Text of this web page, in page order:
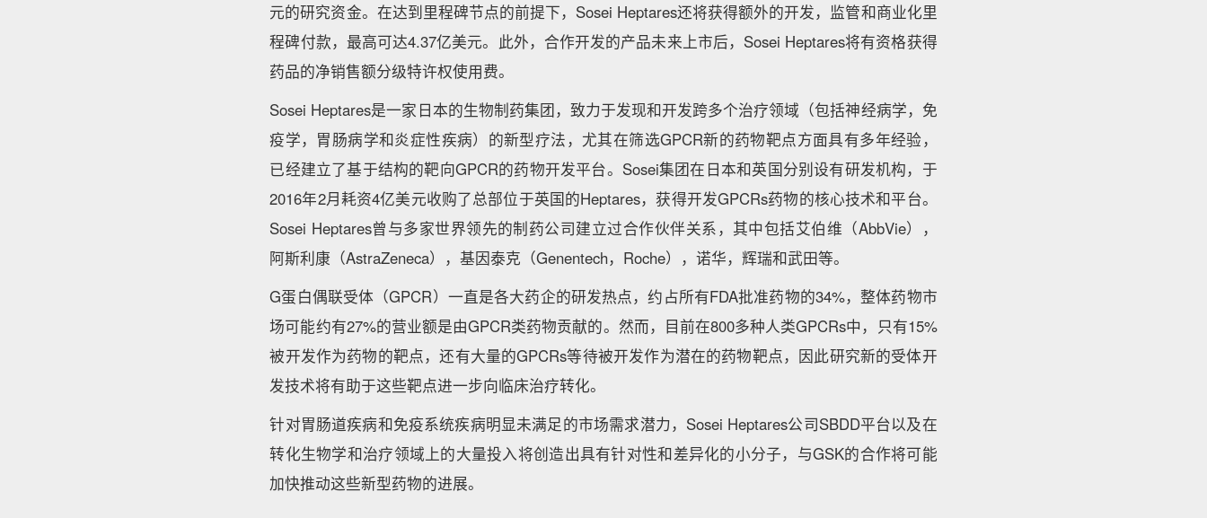
元的研究资金。在达到里程碑节点的前提下，Sosei Heptares还将获得额外的开发，监管和商业化里
程碑付款，最高可达4.37亿美元。此外，合作开发的产品未来上市后，Sosei Heptares将有资格获得
药品的净销售额分级特许权使用费。
Sosei Heptares是一家日本的生物制药集团，致力于发现和开发跨多个治疗领域（包括神经病学，免
疫学，胃肠病学和炎症性疾病）的新型疗法，尤其在筛选GPCR新的药物靶点方面具有多年经验，
已经建立了基于结构的靶向GPCR的药物开发平台。Sosei集团在日本和英国分别设有研发机构，于
2016年2月耗资4亿美元收购了总部位于英国的Heptares，获得开发GPCRs药物的核心技术和平台。
Sosei Heptares曾与多家世界领先的制药公司建立过合作伙伴关系，其中包括艾伯维（AbbVie），
阿斯利康（AstraZeneca），基因泰克（Genentech，Roche），诺华，辉瑞和武田等。
G蛋白偶联受体（GPCR）一直是各大药企的研发热点，约占所有FDA批准药物的34%，整体药物市
场可能约有27%的营业额是由GPCR类药物贡献的。然而，目前在800多种人类GPCRs中，只有15%
被开发作为药物的靶点，还有大量的GPCRs等待被开发作为潜在的药物靶点，因此研究新的受体开
发技术将有助于这些靶点进一步向临床治疗转化。
针对胃肠道疾病和免疫系统疾病明显未满足的市场需求潜力，Sosei Heptares公司SBDD平台以及在
转化生物学和治疗领域上的大量投入将创造出具有针对性和差异化的小分子，与GSK的合作将可能
加快推动这些新型药物的进展。